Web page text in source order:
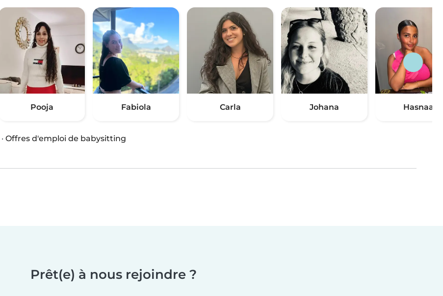
Pooja Fabiola Carla Johana Hasnaa
· Offres d'emploi de babysitting
Prêt(e) à nous rejoindre ?